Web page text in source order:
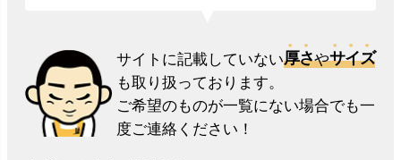
サイトに記載していない厚さやサイズ
も取り扱っております。
ご希望のものが一覧にない場合でも一
度ご連絡ください！